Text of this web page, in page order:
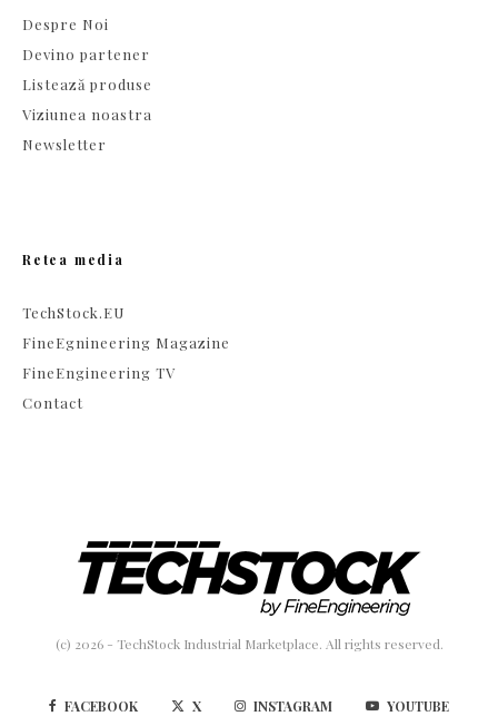
Despre Noi
Devino partener
Listează produse
Viziunea noastra
Newsletter
Retea media
TechStock.EU
FineEgnineering Magazine
FineEngineering TV
Contact
(c) 2026 - TechStock Industrial Marketplace. All rights reserved.
FACEBOOK X INSTAGRAM YOUTUBE